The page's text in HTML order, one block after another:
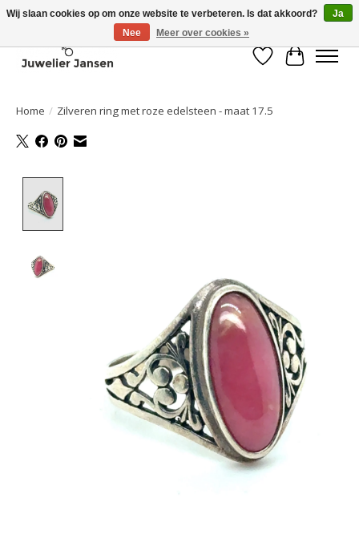
Verlanglijst
Home / Zilveren ring met roze edelsteen - maat 17.5
Wij slaan cookies op om onze website te verbeteren. Is dat akkoord?
Ja
Nee
Meer over cookies »